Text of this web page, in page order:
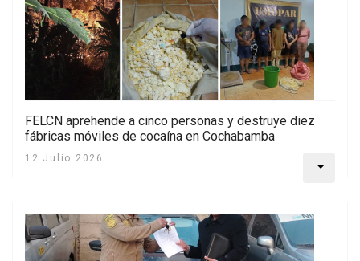
FELCN aprehende a cinco personas y destruye diez
fábricas móviles de cocaína en Cochabamba
12 Julio 2026